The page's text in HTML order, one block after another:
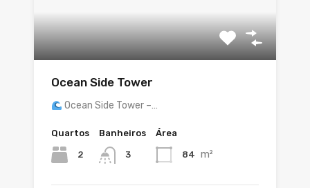
Ocean Side Tower
Ocean Side Tower –…
Quartos
2
Banheiros
3
Área
84 m²